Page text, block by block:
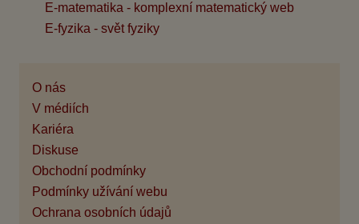
E-matematika - komplexní matematický web
E-fyzika - svět fyziky
O nás
V médiích
Kariéra
Diskuse
Obchodní podmínky
Podmínky užívání webu
Ochrana osobních údajů